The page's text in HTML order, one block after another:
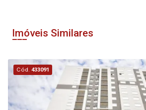
Imóveis Similares
Cód.433091